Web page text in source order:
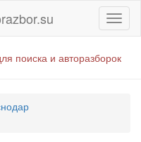
поиска и авторазборок